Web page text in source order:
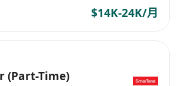
例如成功促成過企業與卡內基梅隆
實驗室。
$14K-24K/月
(Part-Time)